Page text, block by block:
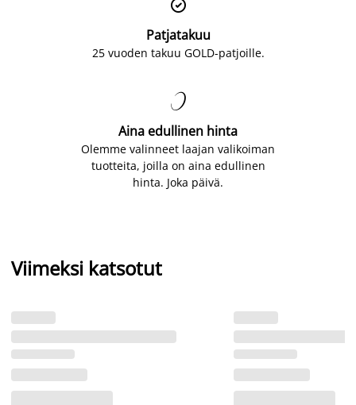

Patjatakuu
25 vuoden takuu GOLD-patjoille.

Aina edullinen hinta
Olemme valinneet laajan valikoiman
tuotteita, joilla on aina edullinen
hinta. Joka päivä.
Viimeksi katsotut